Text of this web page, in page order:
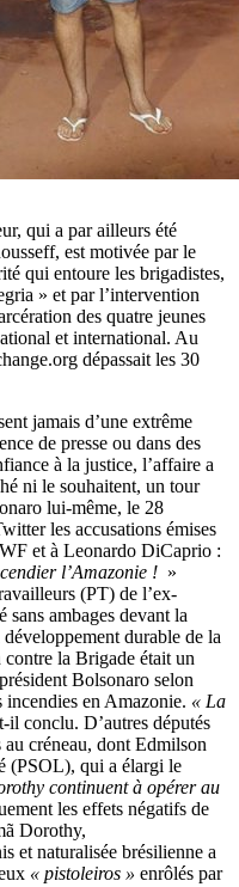
qui a par ailleurs été
est motivée par le
qui entoure les brigadistes,
» et par l’intervention
des quatre jeunes
et international. Au
dépassait les 30
jamais d’une extrême
de presse ou dans des
à la justice, l’affaire a
ni le souhaitent, un tour
lui-même, le 28
les accusations émises
et à Leonardo DiCaprio :
l’Amazonie ! »
(PT) de l’ex-
ambages devant la
durable de la
contre la Brigade était un
Bolsonaro selon
en Amazonie. « La
il conclu. D’autres députés
créneau, dont Edmilson
(PSOL), qui a élargi le
continuent à opérer au
les effets négatifs de
Dorothy,
et naturalisée brésilienne a
« pistoleiros » enrôlés par